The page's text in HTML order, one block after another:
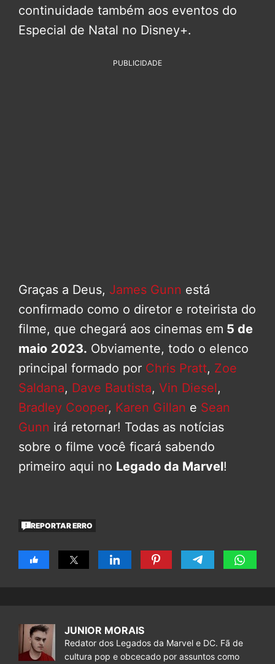
continuidade também aos eventos do
Especial de Natal no Disney+.
PUBLICIDADE
Graças a Deus, James Gunn está
confirmado como o diretor e roteirista do
filme, que chegará aos cinemas em 5 de
maio 2023. Obviamente, todo o elenco
principal formado por Chris Pratt, Zoe
Saldana, Dave Bautista, Vin Diesel,
Bradley Cooper, Karen Gillan e Sean
Gunn irá retornar! Todas as notícias
sobre o filme você ficará sabendo
primeiro aqui no Legado da Marvel!
REPORTAR ERRO
JUNIOR MORAIS
Redator dos Legados da Marvel e DC. Fã de
cultura pop e obcecado por assuntos como